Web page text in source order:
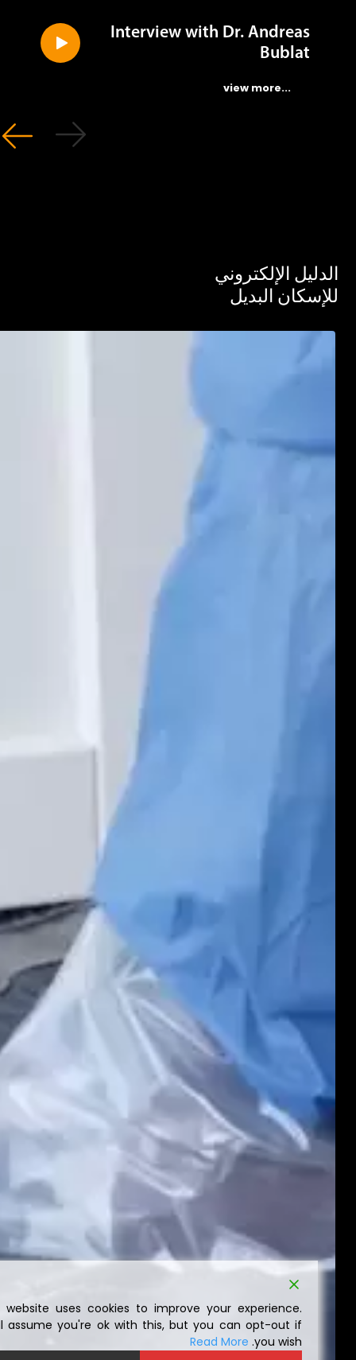
Interview with Dr. Andreas
Bublat
الإلكتروني
البديل
This website uses cookies to improve your experience.
We'll assume you're ok with this, but you can opt-out if
you wish.
Read More